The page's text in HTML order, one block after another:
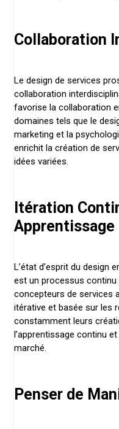
Collaboration
Le design de services
collaboration
favorise la collaboration
domaines tels que le
marketing et la
enrichit la création de
idées variées.
Itération
Apprentissage
L’état d’esprit du design
est un processus continu
concepteurs de services
itérative et basée sur les
constamment leurs
l’apprentissage continu
marché.
Penser de